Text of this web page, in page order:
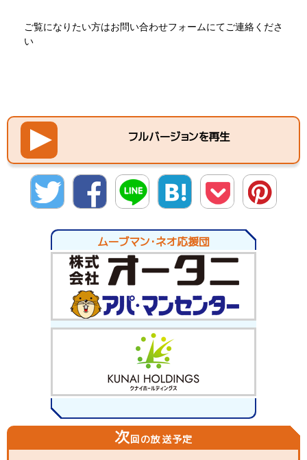
ご覧になりたい方はお問い合わせフォームにてご連絡くださ
い
フルバージョンを再生
ok
est
ムーブマン・ネオ応援団
次回の放送予定